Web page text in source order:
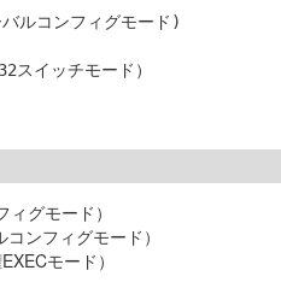
ルコンフィグモード)
ィグモード）
コンフィグモード）
EXECモード）